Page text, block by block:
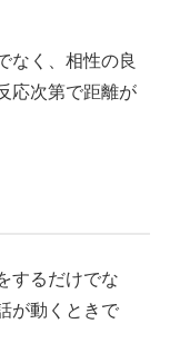
なく、相性の良
応次第で距離が
するだけでな
が動くときで